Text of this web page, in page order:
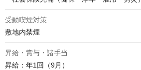
受動喫煙対策
敷地内禁煙
昇給・賞与・諸手当
昇給：年1回（9月）